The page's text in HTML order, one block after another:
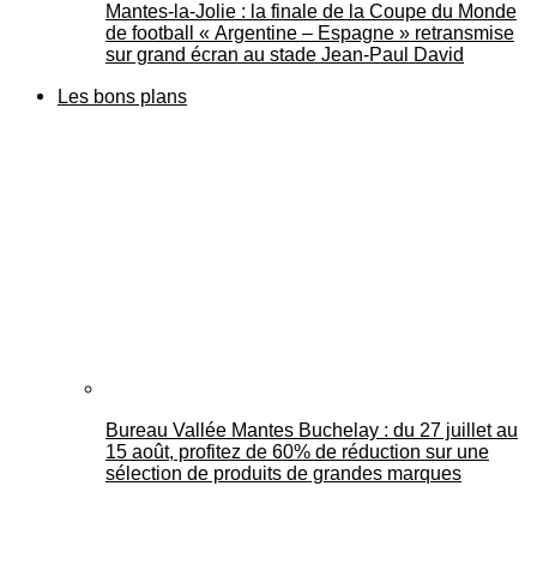
Mantes-la-Jolie : la finale de la Coupe du Monde
de football « Argentine – Espagne » retransmise
sur grand écran au stade Jean-Paul David
Les bons plans
Bureau Vallée Mantes Buchelay : du 27 juillet au
15 août, profitez de 60% de réduction sur une
sélection de produits de grandes marques